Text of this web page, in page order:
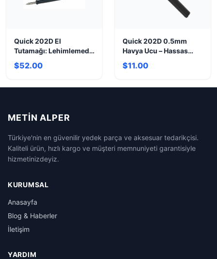
Quick 202D El
Tutamağı: Lehimlemede
Ergonomi ve Hassasiyet
$52.00
Quick 202D 0.5mm
Havya Ucu – Hassas
Lehimleme için İdeal
$11.00
METIN ALPER
Türkiye'nin en güvenilir yedek parça ve aksesuar tedarikçisi.
Kaliteli ürün, hızlı kargo ve müşteri memnuniyeti garantisiyle
hizmetinizdeyiz.
KURUMSAL
Anasayfa
Blog & Haberler
İletişim
YARDIM